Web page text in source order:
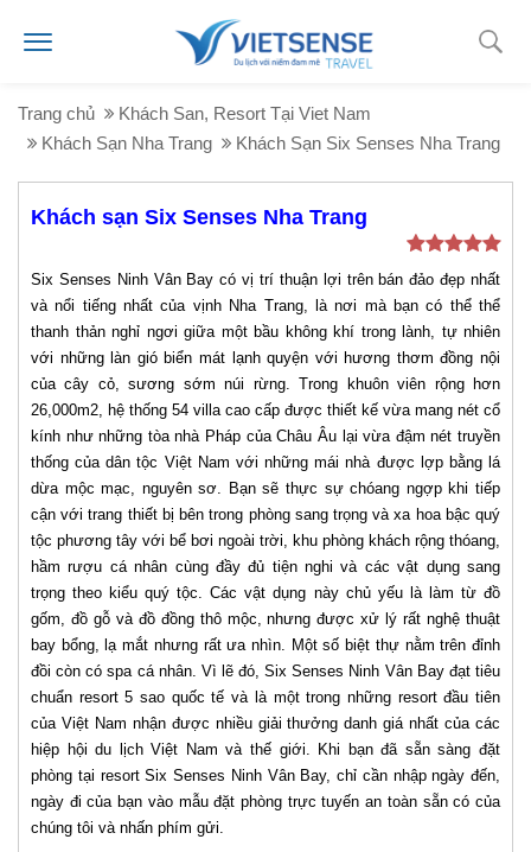
Trang chủ
Khách San, Resort Tại Viet Nam
Khách Sạn Nha Trang
Khách Sạn Six Senses Nha Trang
Khách sạn Six Senses Nha Trang
Six Senses Ninh Vân Bay có vị trí thuận lợi trên bán đảo đẹp nhất
và nổi tiếng nhất của vịnh Nha Trang, là nơi mà bạn có thể thể
thanh thản nghỉ ngơi giữa một bầu không khí trong lành, tự nhiên
với những làn gió biển mát lạnh quyện với hương thơm đồng nội
của cây cỏ, sương sớm núi rừng. Trong khuôn viên rộng hơn
26,000m2, hệ thống 54 villa cao cấp được thiết kế vừa mang nét cổ
kính như những tòa nhà Pháp của Châu Âu lại vừa đậm nét truyền
thống của dân tộc Việt Nam với những mái nhà được lợp bằng lá
dừa mộc mạc, nguyên sơ. Bạn sẽ thực sự chóang ngợp khi tiếp
cận với trang thiết bị bên trong phòng sang trọng và xa hoa bậc quý
tộc phương tây với bể bơi ngoài trời, khu phòng khách rộng thóang,
hầm rượu cá nhân cùng đầy đủ tiện nghi và các vật dụng sang
trọng theo kiểu quý tộc. Các vật dụng này chủ yếu là làm từ đồ
gốm, đồ gỗ và đồ đồng thô mộc, nhưng được xử lý rất nghệ thuật
bay bổng, lạ mắt nhưng rất ưa nhìn. Một số biệt thự nằm trên đỉnh
đồi còn có spa cá nhân. Vì lẽ đó, Six Senses Ninh Vân Bay đạt tiêu
chuẩn resort 5 sao quốc tế và là một trong những resort đầu tiên
của Việt Nam nhận được nhiều giải thưởng danh giá nhất của các
hiệp hội du lịch Việt Nam và thế giới. Khi bạn đã sẵn sàng đặt
phòng tại resort Six Senses Ninh Vân Bay, chỉ cần nhập ngày đến,
ngày đi của bạn vào mẫu đặt phòng trực tuyến an toàn sẵn có của
chúng tôi và nhấn phím gửi.